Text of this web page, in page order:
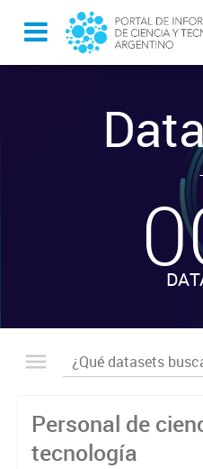
-
Personal de
tecnología